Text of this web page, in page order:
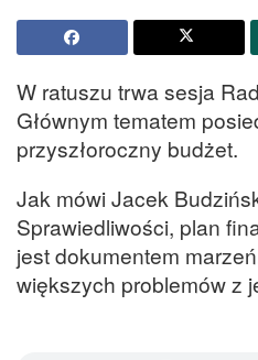
W ratuszu trwa sesja
Głównym tematem
przyszłoroczny budżet.
Jak mówi Jacek
Sprawiedliwości, plan
jest dokumentem
większych problemów z